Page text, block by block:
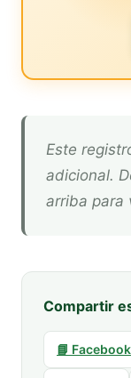
Este registro no incluye descripción
adicional.
arriba para
Compartir
📘 Facebook